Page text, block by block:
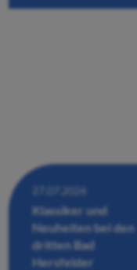
27.07.2026
Klassiker und
Neuheiten bei den
dritten Bad
Hersfelder